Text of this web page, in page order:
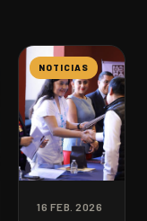
NOTICIAS
16 FEB. 2026